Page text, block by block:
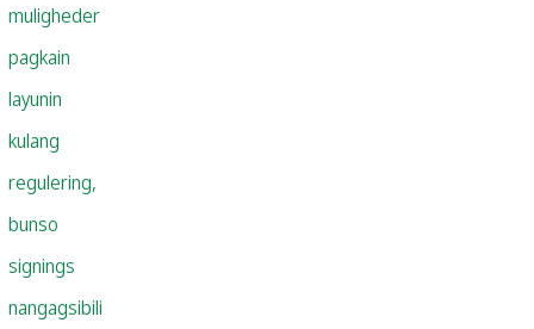
muligheder
pagkain
layunin
kulang
regulering,
bunso
signings
nangagsibili